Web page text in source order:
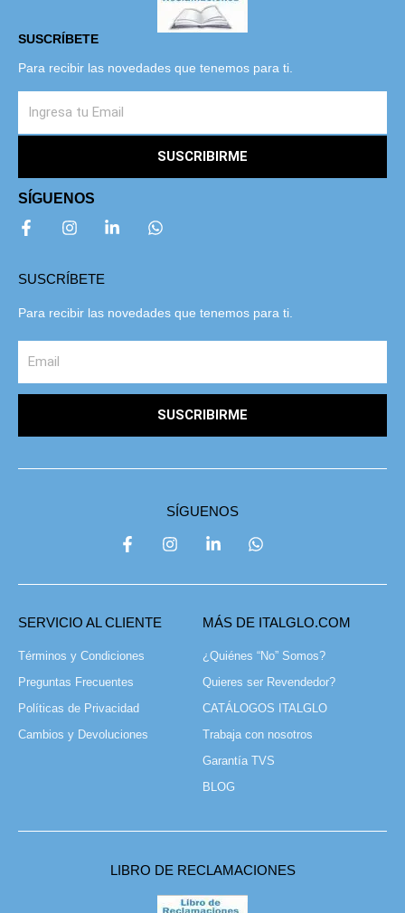
SUSCRÍBETE
Para recibir las novedades que tenemos para ti.
SUSCRIBIRME
SÍGUENOS
SUSCRÍBETE
Para recibir las novedades que tenemos para ti.
SUSCRIBIRME
SÍGUENOS
SERVICIO AL CLIENTE
Términos y Condiciones
Preguntas Frecuentes
Políticas de Privacidad
Cambios y Devoluciones
MÁS DE ITALGLO.COM
¿Quiénes “No” Somos?
Quieres ser Revendedor?
CATÁLOGOS ITALGLO
Trabaja con nosotros
Garantía TVS
BLOG
LIBRO DE RECLAMACIONES